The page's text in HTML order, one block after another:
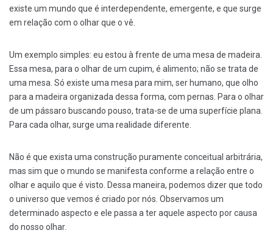
existe um mundo que é interdependente, emergente, e que surge
em relação com o olhar que o vê.
Um exemplo simples: eu estou à frente de uma mesa de madeira.
Essa mesa, para o olhar de um cupim, é alimento; não se trata de
uma mesa. Só existe uma mesa para mim, ser humano, que olho
para a madeira organizada dessa forma, com pernas. Para o olhar
de um pássaro buscando pouso, trata-se de uma superfície plana.
Para cada olhar, surge uma realidade diferente.
Não é que exista uma construção puramente conceitual arbitrária,
mas sim que o mundo se manifesta conforme a relação entre o
olhar e aquilo que é visto. Dessa maneira, podemos dizer que todo
o universo que vemos é criado por nós. Observamos um
determinado aspecto e ele passa a ter aquele aspecto por causa
do nosso olhar.